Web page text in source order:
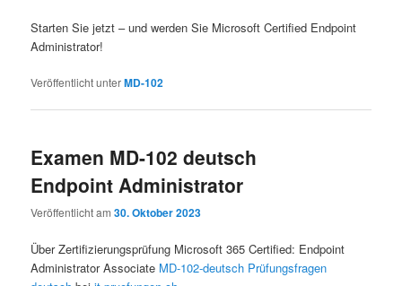
Starten Sie jetzt – und werden Sie Microsoft Certified Endpoint
Administrator!
Veröffentlicht unterMD-102
Examen MD-102 deutsch
Endpoint Administrator
Veröffentlicht am30. Oktober 2023
Über Zertifizierungsprüfung Microsoft 365 Certified: Endpoint
Administrator Associate MD-102-deutsch Prüfungsfragen